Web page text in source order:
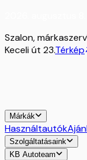
Szalon,
Keceli út 23.Térkép
Márkák
Használtautók
Szolgáltatásaink
KB Autoteam